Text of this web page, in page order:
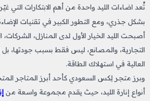
تُعد اضاءات الليد​ واحدة من أهم الابتكارات التي
بشكل جذري، ومع التطور الكبير في تقنيات
أصبحت الليد الخيار الأول لدى المنازل، الشركات،
التجارية، والمصانع، ليس فقط بسبب جودتها،
العالية في استهلاك الطاقة.
وبرز متجر لِكس السعودي كأحد أبرز المتاجر
أنواع إنارة الليد، حيث يقدم مجموعة واسعة من